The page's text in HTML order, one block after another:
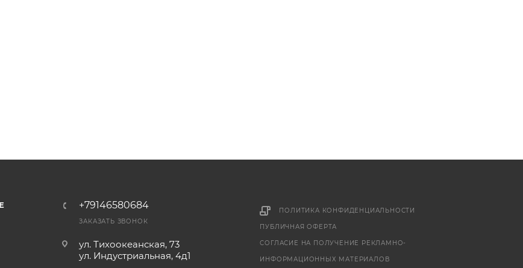
+79146580684
ЗАКАЗАТЬ ЗВОНОК
ул. Тихоокеанская, 73
ул. Индустриальная, 4д1
ПОЛИТИКА КОНФИДЕНЦИАЛЬНОСТИ
ПУБЛИЧНАЯ ОФЕРТА
СОГЛАСИЕ НА ПОЛУЧЕНИЕ РЕКЛАМНО-
ИНФОРМАЦИОННЫХ МАТЕРИАЛОВ